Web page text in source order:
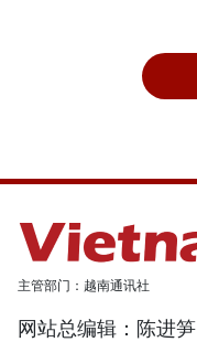
主管部门：越南通讯社
网站总编辑：陈进笋